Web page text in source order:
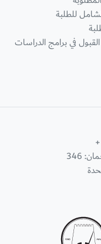
للطلبة
في برامج الدراسات
346